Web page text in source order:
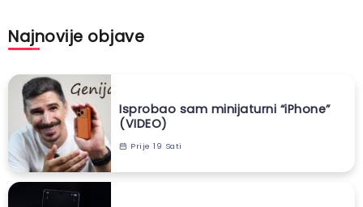
Najnovije objave
Isprobao sam minijaturni “iPhone”
(VIDEO)
Prije 19 Sati